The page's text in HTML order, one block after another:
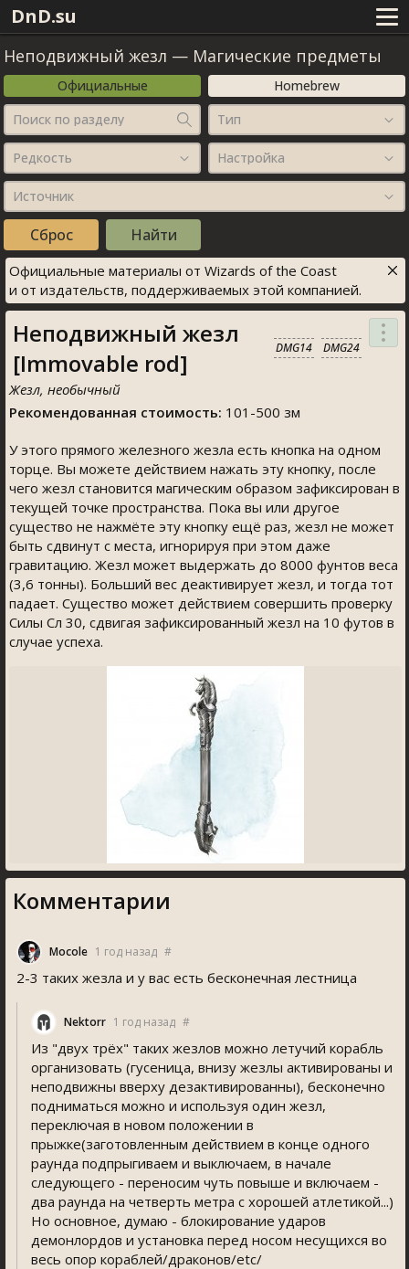
DnD.su
Неподвижный жезл — Магические предметы
Официальные
Homebrew
Поиск по разделу
Тип
Редкость Настройка
Источник
Официальные материалы от Wizards of the Coast
и от издательств, поддерживаемых этой компанией.
Неподвижный жезл
[Immovable rod]
DMG14 DMG24
Жезл, необычный
Рекомендованная стоимость: 101-500 зм
У этого прямого железного жезла есть кнопка на одном
торце. Вы можете действием нажать эту кнопку, после
чего жезл становится магическим образом зафиксирован в
текущей точке пространства. Пока вы или другое
существо не нажмёте эту кнопку ещё раз, жезл не может
быть сдвинут с места, игнорируя при этом даже
гравитацию. Жезл может выдержать до 8000 фунтов веса
(3,6 тонны). Больший вес деактивирует жезл, и тогда тот
падает. Существо может действием совершить проверку
Силы Сл 30, сдвигая зафиксированный жезл на 10 футов в
случае успеха.
Комментарии
Mocole 1 год назад #
2-3 таких жезла и у вас есть бесконечная лестница
Nektorr 1 год назад #
Из "двух трёх" таких жезлов можно летучий корабль
организовать (гусеница, внизу жезлы активированы и
неподвижны вверху дезактивированны), бесконечно
подниматься можно и используя один жезл,
переключая в новом положении в
прыжке(заготовленным действием в конце одного
раунда подпрыгиваем и выключаем, в начале
следующего - переносим чуть повыше и включаем -
два раунда на четверть метра с хорошей атлетикой...)
Но основное, думаю - блокирование ударов
демонлордов и установка перед носом несущихся во
весь опор кораблей/драконов/etc/